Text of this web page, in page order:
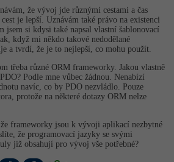
manažer
analytik
specialista
-80%
-41%
(AI) -10%
-30%
-80% -80%
že vývoj jde různými cestami a čas
je lepší. Uznávám také právo na existenci
jsem si kdysi také napsal vlastní šablonovací
když mi někdo takové nedodělané
a tvrdí, že je to nejlepší, co mohu použít.
třeba různé ORM frameworky. Jakou vlastně
Podle mne vůbec žádnou. Nenabízí
navíc, co by PDO nezvládlo. Pouze
protože na některé dotazy ORM nelze
frameworky jsou k vývoji aplikací nezbytné
že programovací jazyky se svými
již obsahují pro vývoj vše potřebné?